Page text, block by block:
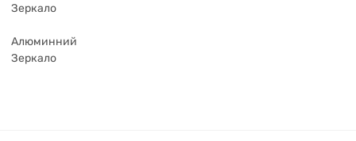
Зеркало
Алюминний
Зеркало